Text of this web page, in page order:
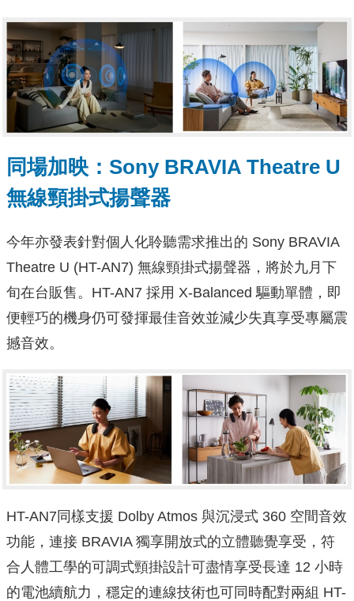
同場加映：Sony BRAVIA Theatre U
無線頸掛式揚聲器
今年亦發表針對個人化聆聽需求推出的 Sony BRAVIA
Theatre U (HT-AN7) 無線頸掛式揚聲器，將於九月下
旬在台販售。HT-AN7 採用 X-Balanced 驅動單體，即
便輕巧的機身仍可發揮最佳音效並減少失真享受專屬震
撼音效。
HT-AN7同樣支援 Dolby Atmos 與沉浸式 360 空間音效
功能，連接 BRAVIA 獨享開放式的立體聽覺享受，符
合人體工學的可調式頸掛設計可盡情享受長達 12 小時
的電池續航力，穩定的連線技術也可同時配對兩組 HT-